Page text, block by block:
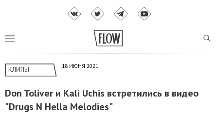
КЛИПЫ 18 ИЮНЯ 2021
Don Toliver и Kali Uchis встретились в видео
"Drugs N Hella Melodies"